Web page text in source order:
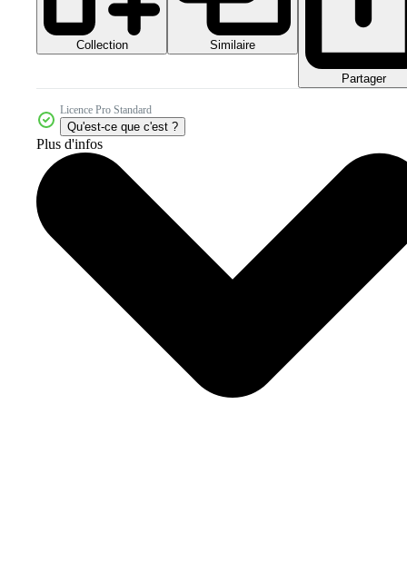
Collection Similaire
Partager
Licence Pro Standard
Qu'est-ce que c'est ?
Plus d'infos